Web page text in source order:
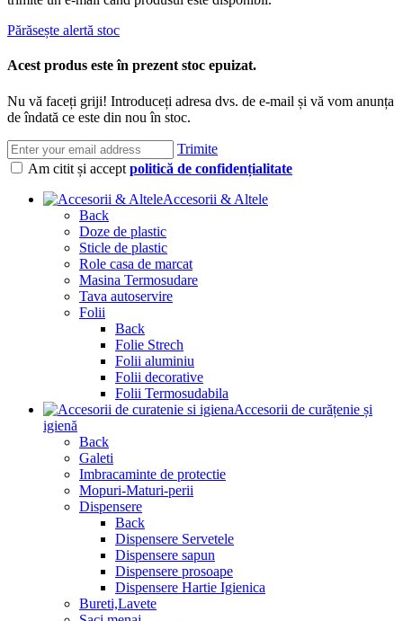
Părăsește alertă stoc
Acest produs este în prezent stoc epuizat.
Nu vă faceți griji! Introduceți adresa dvs. de e-mail și vă vom anunța
de îndată ce este din nou în stoc.
Trimite
Am citit și accept politică de confidențialitate
Accesorii & Altele
Back
Doze de plastic
Sticle de plastic
Role casa de marcat
Masina Termosudare
Tava autoservire
Folii
Back
Folie Strech
Folii aluminiu
Folii decorative
Folii Termosudabila
Accesorii de curățenie și
igienă
Back
Galeti
Imbracaminte de protectie
Mopuri-Maturi-perii
Dispensere
Back
Dispensere Servetele
Dispensere sapun
Dispensere prosoape
Dispensere Hartie Igienica
Bureti,Lavete